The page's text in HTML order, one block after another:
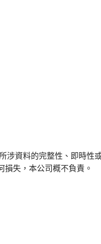
涉資料的完整性、即時性
失，本公司概不負責。